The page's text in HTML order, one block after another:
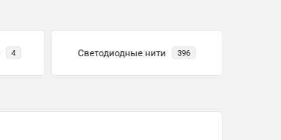
4 Светодиодные нити 396